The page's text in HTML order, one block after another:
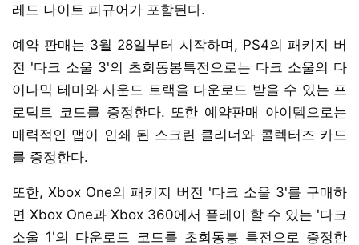
레드 나이트 피규어가 포함된다.
예약 판매는 3월 28일부터 시작하며, PS4의 패키지 버
전 '다크 소울 3'의 초회동봉특전으로는 다크 소울의 다
이나믹 테마와 사운드 트랙을 다운로드 받을 수 있는 프
로덕트 코드를 증정한다. 또한 예약판매 아이템으로는
매력적인 맵이 인쇄 된 스크린 클리너와 콜렉터즈 카드
를 증정한다.
또한, Xbox One의 패키지 버전 '다크 소울 3'를 구매하
면 Xbox One과 Xbox 360에서 플레이 할 수 있는 '다크
소울 1'의 다운로드 코드를 초회동봉 특전으로 증정한